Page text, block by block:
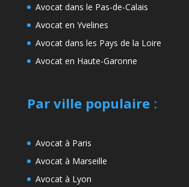
Avocat dans le Pas-de-Calais
Avocat en Yvelines
Avocat dans les Pays de la Loire
Avocat en Haute-Garonne
Par ville populaire:
Avocat à Paris
Avocat à Marseille
Avocat à Lyon